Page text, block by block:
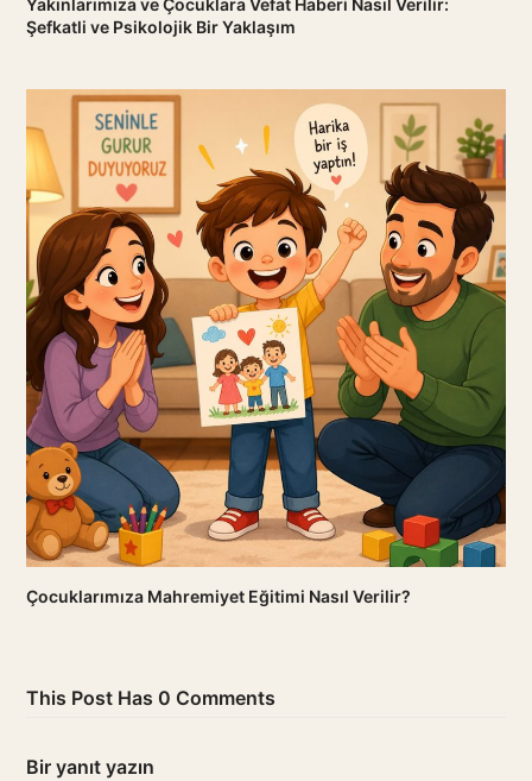
Yakınlarımıza ve Çocuklara Vefat Haberi Nasıl Verilir:
Şefkatli ve Psikolojik Bir Yaklaşım
Çocuklarımıza Mahremiyet Eğitimi Nasıl Verilir?
This Post Has 0 Comments
Bir yanıt yazın